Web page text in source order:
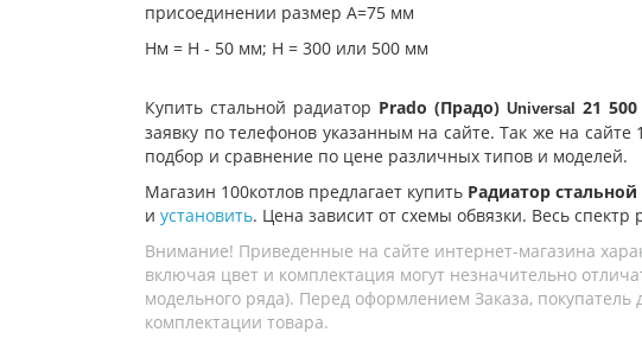
присоединении размер А=75 мм
Нм = Н - 50 мм; Н = 300 или 500 мм
Купить стальной радиатор Prado (Прадо) Universal 21 500
заявку по телефонов указанным на сайте. Так же на
подбор и сравнение по цене различных типов и моделей.
Магазин 100котлов предлагает купить Радиатор стальной
и установить. Цена зависит от схемы обвязки. Весь спектр
Внимание! Приведенные на сайте интернет-магазина
включая цвет и комплектация могут незначительно
модельного ряда). Перед оформлением Заказа,
комплектации товара.